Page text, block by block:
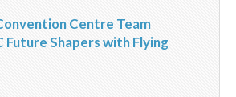
Centre Team
Future Shapers with Flying